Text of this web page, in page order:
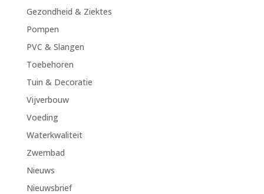
Gezondheid & Ziektes
Pompen
PVC & Slangen
Toebehoren
Tuin & Decoratie
Vijverbouw
Voeding
Waterkwaliteit
Zwembad
Nieuws
Nieuwsbrief